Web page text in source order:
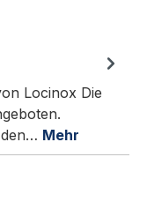
Locinox Die
Mehr